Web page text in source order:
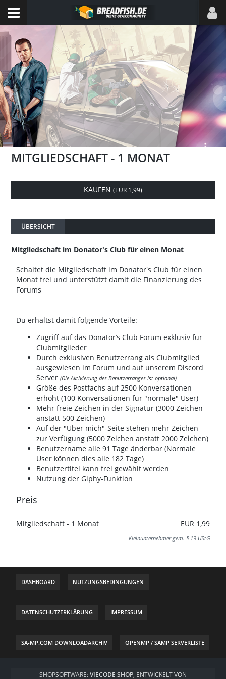
MITGLIEDSCHAFT - 1 MONAT
KAUFEN (EUR 1,99)
ÜBERSICHT
Mitgliedschaft im Donator's Club für einen Monat
Schaltet die Mitgliedschaft im Donator's Club für einen
Monat frei und unterstützt damit die Finanzierung des
Forums
Du erhältst damit folgende Vorteile:
Zugriff auf das Donator’s Club Forum exklusiv für
Clubmitglieder
Durch exklusiven Benutzerrang als Clubmitglied
ausgewiesen im Forum und auf unserem Discord
Server(Die Aktivierung des Benutzerranges ist optional)
Größe des Postfachs auf 2500 Konversationen
erhöht (100 Konversationen für "normale" User)
Mehr freie Zeichen in der Signatur (3000 Zeichen
anstatt 500 Zeichen)
Auf der "Über mich"-Seite stehen mehr Zeichen
zur Verfügung (5000 Zeichen anstatt 2000 Zeichen)
Benutzername alle 91 Tage änderbar (Normale
User können dies alle 182 Tage)
Benutzertitel kann frei gewählt werden
Nutzung der Giphy-Funktion
Preis
Mitgliedschaft - 1 Monat EUR 1,99
Kleinunternehmer gem. § 19 UStG
DASHBOARD NUTZUNGSBEDINGUNGEN
DATENSCHUTZERKLÄRUNG IMPRESSUM
SA-MP.COM DOWNLOADARCHIV OPENMP / SAMP SERVERLISTE
SHOPSOFTWARE:VIECODE SHOP, ENTWICKELT VON